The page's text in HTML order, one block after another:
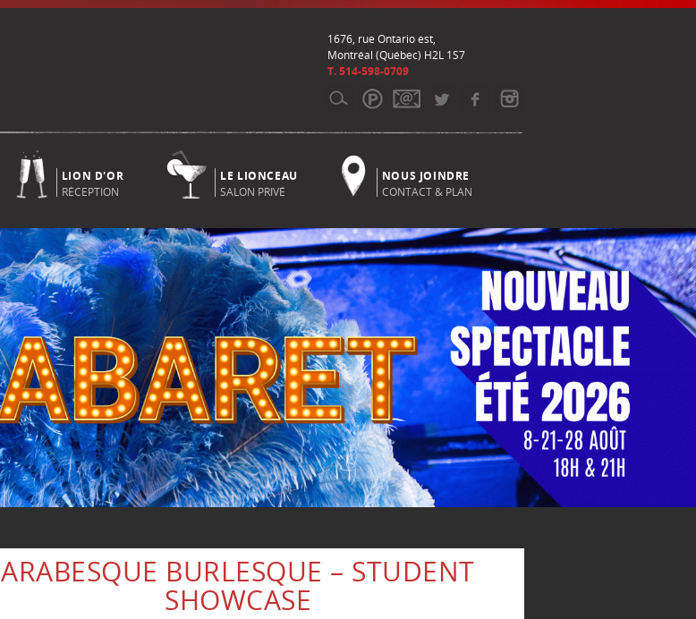
1676, rue Ontario est,
Montréal (Québec) H2L 1S7
T. 514-598-0709
LION D'OR
RÉCEPTION
LE LIONCEAU
SALON PRIVÉ
NOUS JOINDRE
CONTACT & PLAN
ARABESQUE BURLESQUE – STUDENT
SHOWCASE